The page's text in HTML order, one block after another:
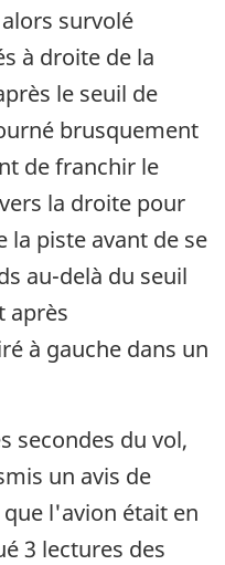
survolé
à droite de la
le seuil de
brusquement
de franchir le
la droite pour
la piste avant de se
au-delà du seuil
après
à gauche dans un
secondes du vol,
un avis de
l'avion était en
3 lectures des